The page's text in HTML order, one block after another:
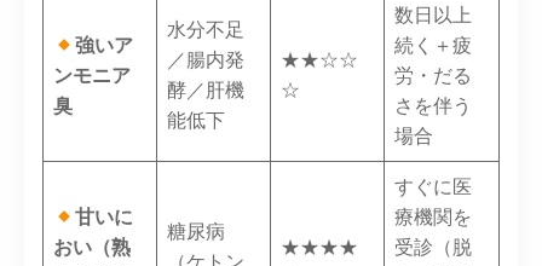
強いア
ンモニア
臭
水分不足
／腸内発
酵／肝機
能低下
★★☆☆
☆
数日以上
続く＋疲
労・だる
さを伴う
場合
甘いに
おい（熟
糖尿病
★★★★
すぐに医
療機関を
受診（脱